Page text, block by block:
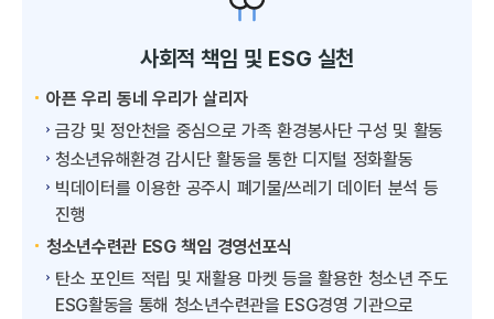
사회적 책임 및 ESG 실천
아픈 우리 동네 우리가 살리자
금강 및 정안천을 중심으로 가족 환경봉사단 구성 및 활동
청소년유해환경 감시단 활동을 통한 디지털 정화활동
빅데이터를 이용한 공주시 폐기물/쓰레기 데이터 분석 등
진행
청소년수련관 ESG 책임 경영선포식
탄소 포인트 적립 및 재활용 마켓 등을 활용한 청소년 주도
ESG활동을 통해 청소년수련관을 ESG경영 기관으로